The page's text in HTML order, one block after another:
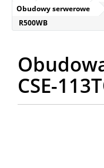
Obudowy serwerowe
R500WB
CSE-